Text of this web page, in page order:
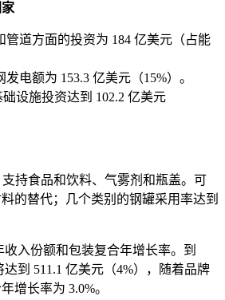
管道方面的投资为 184 亿美元（占能
电额为 153.3 亿美元（15%）。
设施投资达到 102.2 亿美元
持食品和饮料、气雾剂和瓶盖。可
的替代；几个类别的钢罐采用率达到
收入份额和包装复合年增长率。到
到 511.1 亿美元（4%），随着品牌
增长率为 3.0%。